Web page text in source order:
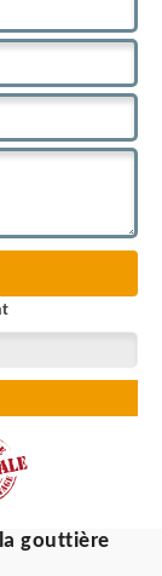
gouttière